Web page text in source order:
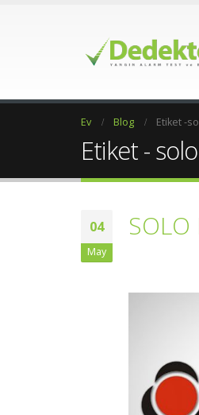
Ev Blog Etiket -
Etiket -
04
May